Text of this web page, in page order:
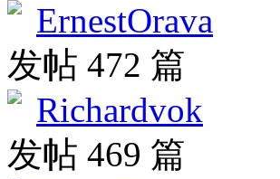
ErnestOrava
发帖 472 篇
Richardvok
发帖 469 篇